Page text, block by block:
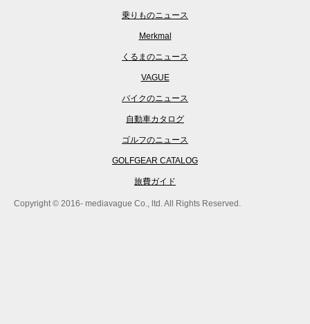
乗りものニュース
Merkmal
くるまのニュース
VAGUE
バイクのニュース
自動車カタログ
ゴルフのニュース
GOLFGEAR CATALOG
旅費ガイド
Copyright © 2016- mediavague Co., ltd. All Rights Reserved.